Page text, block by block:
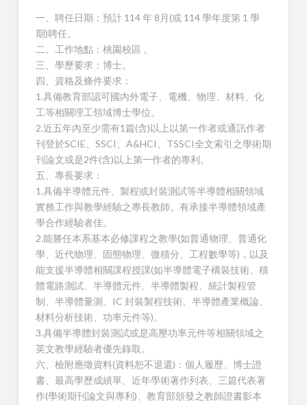
一、聘任日期：預計 114 年 8月(或 114 學年度第 1 學
期)聘任。
二、工作地點：桃園校區 。
三、學歷要求：博士。
四、資格及條件要求：
1.具備教育部認可國內外電子、電機、物理、材料、化
工等相關理工領域博士學位。
2.近五年內至少需有1篇(含)以上以第一作者或通訊作者
刊登於SCIE、SSCI、A&HCI、TSSCI全文索引之學術期
刊論文或是2件(含)以上第一作者的專利。
五、專長要求：
1.具備半導體元件、製程或封裝測試等半導體相關領域
實務工作與教學經驗之專長教師。有承接半導體領域產
學合作經驗者佳。
2.能勝任本系基本必修課程之教學(如普通物理、普通化
學、近代物理、固態物理、微積分、工程數學等)，以及
能支援半導體相關課程授課(如半導體電子構裝技術、積
體電路測試、半導體元件、半導體製程、統計製程管
制、半導體量測、IC 封裝製程技術、半導體產業概論、
材料分析技術、功率元件等)。
3.具備半導體封裝測試或是高壓功率元件等相關領域之
英文教學經驗者優先錄取。
六、檢附應徵資料(資料恕不退還)：個人履歷、博士證
書、最高學歷成績單、近年學術著作列表、三篇代表著
作(學術期刊論文與專利)、教育部頒發之教師證書影本